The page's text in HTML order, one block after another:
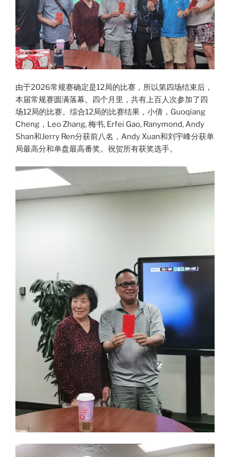
由于2026常规赛确定是12局的比赛，所以第四场结束后，
本届常规赛圆满落幕。四个月里，共有上百人次参加了四
场12局的比赛。综合12局的比赛结果，小倩，Guoqiang
Cheng，Leo Zhang, 梅书, Erfei Gao, Ranymond, Andy
Shan和Jerry Ren分获前八名，Andy Xuan和刘宇峰分获单
局最高分和单盘最高番奖。祝贺所有获奖选手。